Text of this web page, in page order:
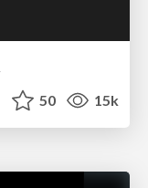
50 15k